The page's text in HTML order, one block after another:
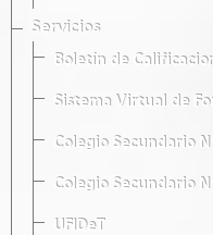
Servicios
Boletín de
Sistema Virtual de
Colegio Secundario
Colegio Secundario
UFIDeT